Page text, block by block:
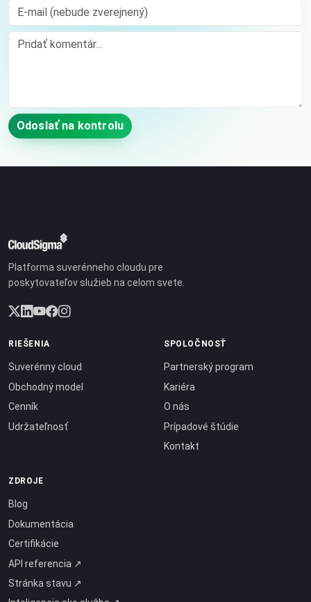
E-mail (nebude zverejnený)
Comment
Odoslať na kontrolu
Platforma suverénneho cloudu pre
poskytovateľov služieb na celom svete.
RIEŠENIA
Suverénny cloud
Obchodný model
Cenník
Udržateľnosť
SPOLOČNOSŤ
Partnerský program
Kariéra
O nás
Prípadové štúdie
Kontakt
ZDROJE
Blog
Dokumentácia
Certifikácie
API referencia ↗
Stránka stavu ↗